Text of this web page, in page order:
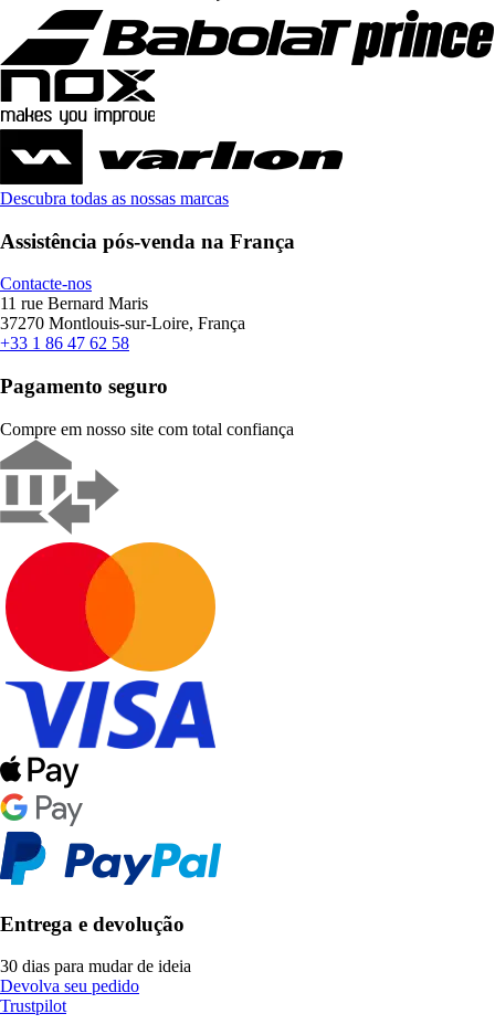
Descubra todas as nossas marcas
Assistência pós-venda na França
Contacte-nos
11 rue Bernard Maris
37270 Montlouis-sur-Loire, França
+33 1 86 47 62 58
Pagamento seguro
Compre em nosso site com total confiança
Entrega e devolução
30 dias para mudar de ideia
Devolva seu pedido
Trustpilot